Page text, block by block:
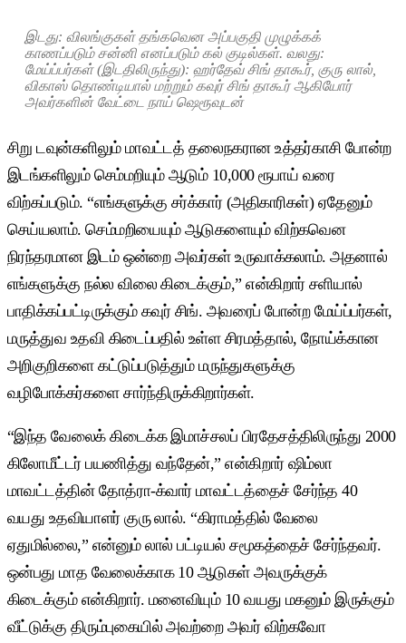
இடது: விலங்குகள் தங்கவென அப்பகுதி முழுக்கக்
காணப்படும் சன்னி எனப்படும் கல் குடில்கள். வலது:
மேய்ப்பர்கள் (இடதிலிருந்து): ஹர்தேவ் சிங் தாகூர், குரு லால்,
விகாஸ் தொண்டியால் மற்றும் கவுர் சிங் தாகூர் ஆகியோர்
அவர்களின் வேட்டை நாய் ஷெரூவுடன்
சிறு டவுன்களிலும் மாவட்டத் தலைநகரான உத்தர்காசி போன்ற
இடங்களிலும் செம்மறியும் ஆடும் 10,000 ரூபாய் வரை
விற்கப்படும். “எங்களுக்கு சர்க்கார் (அதிகாரிகள்) ஏதேனும்
செய்யலாம். செம்மறியையும் ஆடுகளையும் விற்கவென
நிரந்தரமான இடம் ஒன்றை அவர்கள் உருவாக்கலாம். அதனால்
எங்களுக்கு நல்ல விலை கிடைக்கும்,” என்கிறார் சளியால்
பாதிக்கப்பட்டிருக்கும் கவுர் சிங். அவரைப் போன்ற மேய்ப்பர்கள்,
மருத்துவ உதவி கிடைப்பதில் உள்ள சிரமத்தால், நோய்க்கான
அறிகுறிகளை கட்டுப்படுத்தும் மருந்துகளுக்கு
வழிபோக்கர்களை சார்ந்திருக்கிறார்கள்.
“இந்த வேலைக் கிடைக்க இமாச்சலப் பிரதேசத்திலிருந்து 2000
கிலோமீட்டர் பயணித்து வந்தேன்,” என்கிறார் ஷிம்லா
மாவட்டத்தின் தோத்ரா-க்வார் மாவட்டத்தைச் சேர்ந்த 40
வயது உதவியாளர் குரு லால். “கிராமத்தில் வேலை
ஏதுமில்லை,” என்னும் லால் பட்டியல் சமூகத்தைச் சேர்ந்தவர்.
ஒன்பது மாத வேலைக்காக 10 ஆடுகள் அவருக்குக்
கிடைக்கும் என்கிறார். மனைவியும் 10 வயது மகனும் இருக்கும்
வீட்டுக்கு திரும்புகையில் அவற்றை அவர் விற்கவோ